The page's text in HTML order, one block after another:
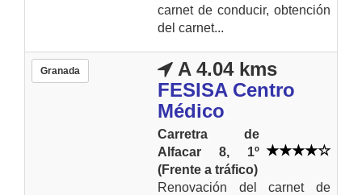
carnet de conducir, obtención
del carnet...
Granada
A 4.04 kms
FESISA Centro
Médico
Carretra de
Alfacar 8, 1º
(Frente a tráfico)
Renovación del carnet de